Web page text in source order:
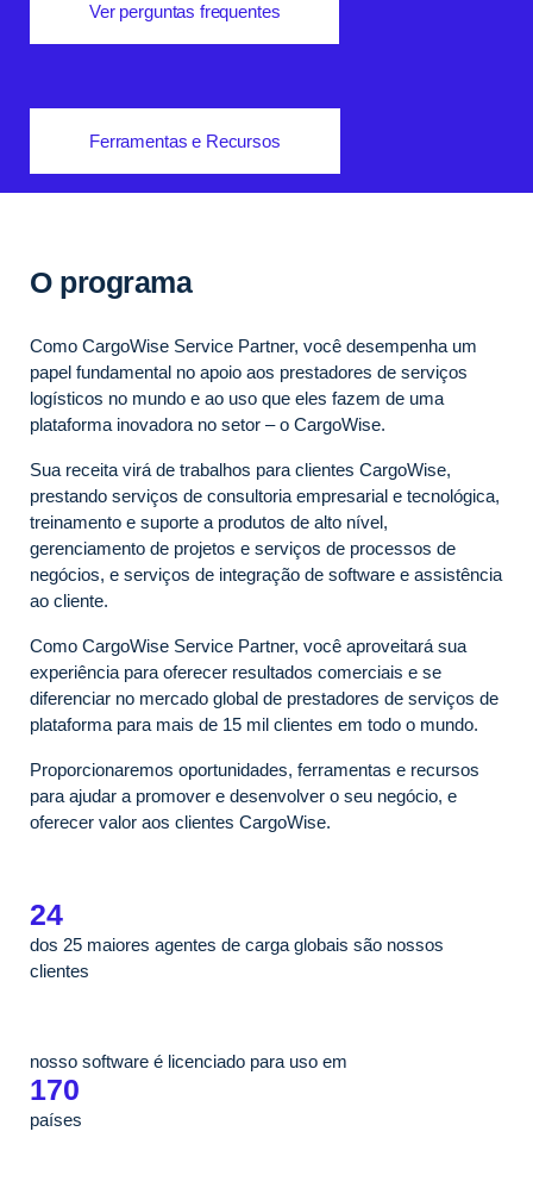
Ver perguntas frequentes
Ferramentas e Recursos
O programa
Como CargoWise Service Partner, você desempenha um
papel fundamental no apoio aos prestadores de serviços
logísticos no mundo e ao uso que eles fazem de uma
plataforma inovadora no setor – o CargoWise.
Sua receita virá de trabalhos para clientes CargoWise,
prestando serviços de consultoria empresarial e tecnológica,
treinamento e suporte a produtos de alto nível,
gerenciamento de projetos e serviços de processos de
negócios, e serviços de integração de software e assistência
ao cliente.
Como CargoWise Service Partner, você aproveitará sua
experiência para oferecer resultados comerciais e se
diferenciar no mercado global de prestadores de serviços de
plataforma para mais de 15 mil clientes em todo o mundo.
Proporcionaremos oportunidades, ferramentas e recursos
para ajudar a promover e desenvolver o seu negócio, e
oferecer valor aos clientes CargoWise.
24
dos 25 maiores agentes de carga globais são nossos
clientes
nosso software é licenciado para uso em
170
países